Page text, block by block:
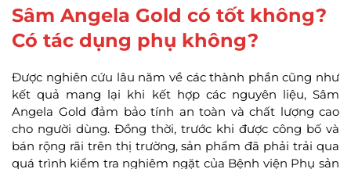
Sâm Angela Gold có tốt không?
Có tác dụng phụ không?
Được nghiên cứu lâu năm về các thành phần cũng như
kết quả mang lại khi kết hợp các nguyên liệu, Sâm
Angela Gold đảm bảo tính an toàn và chất lượng cao
cho người dùng. Đồng thời, trước khi được công bố và
bán rộng rãi trên thị trường, sản phẩm đã phải trải qua
quá trình kiểm tra nghiêm ngặt của Bệnh viện Phụ sản